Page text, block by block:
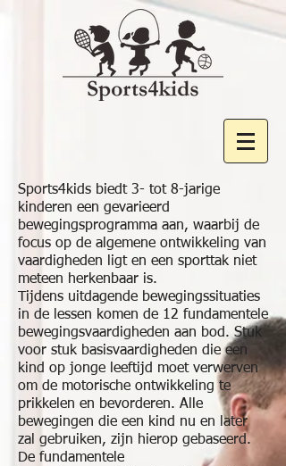
Sports4kids biedt 3- tot 8-jarige
kinderen een gevarieerd
bewegingsprogramma aan, waarbij de
focus op de algemene ontwikkeling van
vaardigheden ligt en een sporttak niet
meteen herkenbaar is.
Tijdens uitdagende bewegingssituaties
in de lessen komen de 12 fundamentele
bewegingsvaardigheden aan bod. Stuk
voor stuk basisvaardigheden die een
kind op jonge leeftijd moet verwerven
om de motorische ontwikkeling te
prikkelen en bevorderen. Alle
bewegingen die een kind nu en later
zal gebruiken, zijn hierop gebaseerd.
De fundamentele